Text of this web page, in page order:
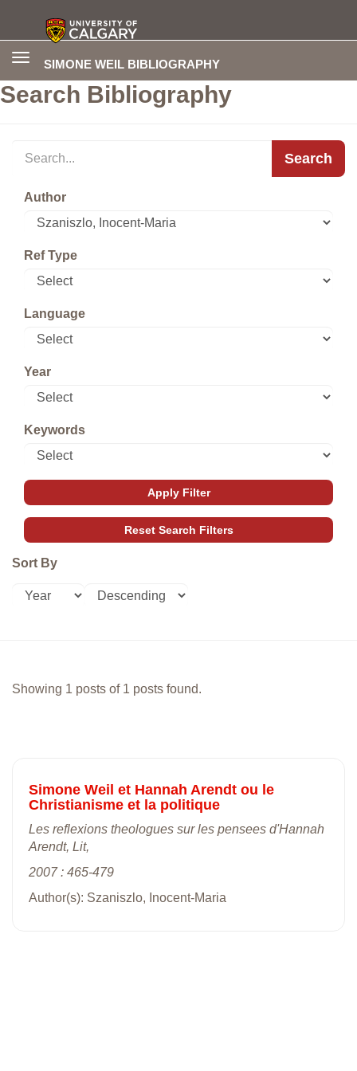
SIMONE WEIL BIBLIOGRAPHY
Toggle
Search Bibliography
Search
Author
Ref Type
Language
Year
Keywords
Sort By
Showing 1 posts of 1 posts found.
Simone Weil et Hannah Arendt ou le
Christianisme et la politique
Les reflexions theologues sur les pensees d'Hannah
Arendt, Lit,
2007 : 465-479
Author(s): Szaniszlo, Inocent-Maria